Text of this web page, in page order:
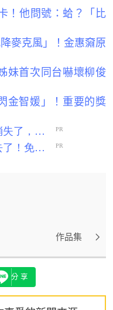
！他問號：蛤？「比
麥克風」！金惠奫原
妹首次同台嚇壞柳俊
金智媛」！重要的獎
作品集
分享